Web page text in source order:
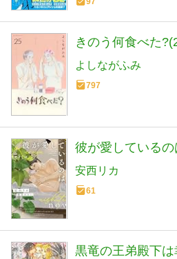
きのう何食べた
よしながふみ
797
彼が愛している
安西リカ
61
黒竜の王弟殿下